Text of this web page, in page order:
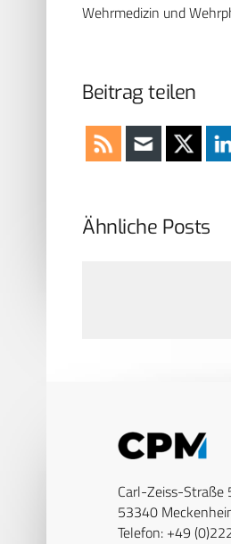
Wehrmedizin und
Beitrag teilen
Ähnliche Posts
Carl-Zeiss-Straße
53340
Telefon: +49